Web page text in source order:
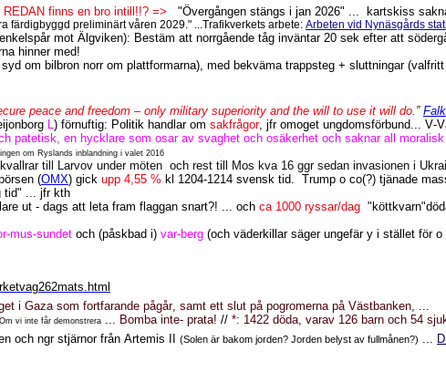
finns en bro intill!!? => "Övergången stängs i jan 2026" ... kartskiss
färdigbyggd preliminärt våren 2029." ...Trafikverkets arbete: Arbeten vid Nynäsgårds
mot Älgviken): Bestäm att norrgående tåg inväntar 20 sek efter att
hinner med!
om bilbron norr om plattformarna), med bekväma trappsteg + sluttningar
peace and freedom – only military superiority and the will to use it will do. ”
L) förnuftig: Politik handlar om sakfrågor, jfr omoget ungdomsförbund... V-
patetisk, en hycklare som osar av svaghet och osäkerhet och saknar all moralisk
om Ryslands inblandning i valet 2016
till Larvov under möten och rest till Mos kva 16 ggr sedan invasionen i
(OMX) gick upp 4,55 % kl 1204-1214 svensk tid. Trump o co(?) tjänade
tid" ... jfr kth
ut - dags att leta fram flaggan snart?! ... och ca 1000 ryssar/dag
mus-sundet och (påskbad i) var-berg (och väderkillar säger ungefär y i stället för o
i Gaza som fortfarande pågår, samt ett slut på pogromerna på Västbanken, ...
Om vi inte får demonstrera ... Bomba inte- prata! // *: 1422 döda, varav 126 barn och 54
och ngr stjärnor från Artemis II (Solen är bakom jorden? Jorden belyst av fullmånen?) ...